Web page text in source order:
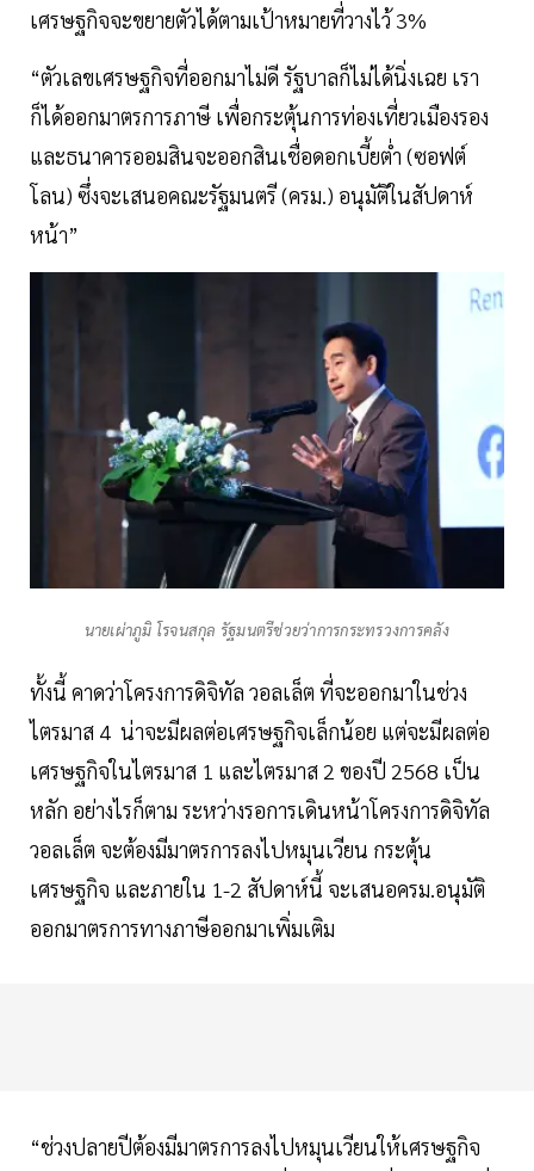
เศรษฐกิจจะขยายตัวได้ตามเป้าหมายที่วางไว้ 3%
“ตัวเลขเศรษฐกิจที่ออกมาไม่ดี รัฐบาลก็ไม่ได้นิ่งเฉย เรา
ก็ได้ออกมาตรการภาษี เพื่อกระตุ้นการท่องเที่ยวเมืองรอง
และธนาคารออมสินจะออกสินเชื่อดอกเบี้ยต่ำ (ซอฟต์
โลน) ซึ่งจะเสนอคณะรัฐมนตรี (ครม.) อนุมัติในสัปดาห์
หน้า”
นายเผ่าภูมิ โรจนสกุล รัฐมนตรีช่วยว่าการกระทรวงการคลัง
ทั้งนี้ คาดว่าโครงการดิจิทัล วอลเล็ต ที่จะออกมาในช่วง
ไตรมาส 4 น่าจะมีผลต่อเศรษฐกิจเล็กน้อย แต่จะมีผลต่อ
เศรษฐกิจในไตรมาส 1 และไตรมาส 2 ของปี 2568 เป็น
หลัก อย่างไรก็ตาม ระหว่างรอการเดินหน้าโครงการดิจิทัล
วอลเล็ต จะต้องมีมาตรการลงไปหมุนเวียน กระตุ้น
เศรษฐกิจ และภายใน 1-2 สัปดาห์นี้ จะเสนอครม.อนุมัติ
ออกมาตรการทางภาษีออกมาเพิ่มเติม
“ช่วงปลายปีต้องมีมาตรการลงไปหมุนเวียนให้เศรษฐกิจ